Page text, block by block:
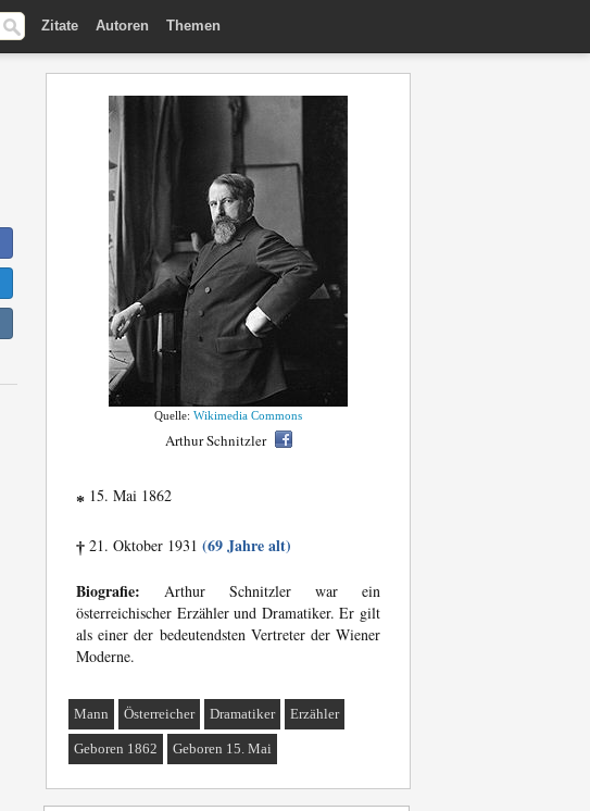
Zitate Autoren Themen
Quelle: Wikimedia Commons
Arthur Schnitzler
* 15. Mai 1862
† 21. Oktober 1931 (69 Jahre alt)
Biografie: Arthur Schnitzler war ein
österreichischer Erzähler und Dramatiker. Er gilt
als einer der bedeutendsten Vertreter der Wiener
Moderne.
Mann Österreicher Dramatiker Erzähler
Geboren 1862 Geboren 15. Mai